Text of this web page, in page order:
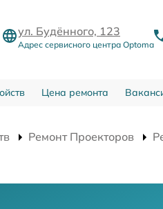
ул. Будённого, 123
Адрес сервисного центра Optoma
Цена ремонта
Ремонт Проекторов